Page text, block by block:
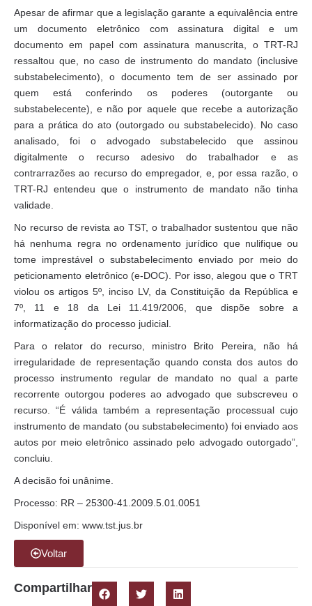
Apesar de afirmar que a legislação garante a equivalência entre
um documento eletrônico com assinatura digital e um
documento em papel com assinatura manuscrita, o TRT-RJ
ressaltou que, no caso de instrumento do mandato (inclusive
substabelecimento), o documento tem de ser assinado por
quem está conferindo os poderes (outorgante ou
substabelecente), e não por aquele que recebe a autorização
para a prática do ato (outorgado ou substabelecido). No caso
analisado, foi o advogado substabelecido que assinou
digitalmente o recurso adesivo do trabalhador e as
contrarrazões ao recurso do empregador, e, por essa razão, o
TRT-RJ entendeu que o instrumento de mandato não tinha
validade.
No recurso de revista ao TST, o trabalhador sustentou que não
há nenhuma regra no ordenamento jurídico que nulifique ou
tome imprestável o substabelecimento enviado por meio do
peticionamento eletrônico (e-DOC). Por isso, alegou que o TRT
violou os artigos 5º, inciso LV, da Constituição da República e
7º, 11 e 18 da Lei 11.419/2006, que dispõe sobre a
informatização do processo judicial.
Para o relator do recurso, ministro Brito Pereira, não há
irregularidade de representação quando consta dos autos do
processo instrumento regular de mandato no qual a parte
recorrente outorgou poderes ao advogado que subscreveu o
recurso. “É válida também a representação processual cujo
instrumento de mandato (ou substabelecimento) foi enviado aos
autos por meio eletrônico assinado pelo advogado outorgado”,
concluiu.
A decisão foi unânime.
Processo: RR – 25300-41.2009.5.01.0051
Disponível em: www.tst.jus.br
Voltar
Compartilhar